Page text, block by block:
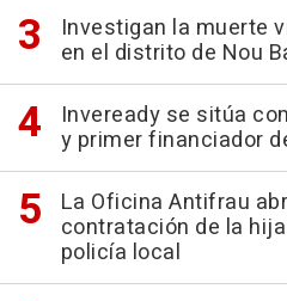
Investigan la muerte
en el distrito de Nou
Inveready se sitúa
y primer financiador
La Oficina Antifrau
contratación de la
policía local